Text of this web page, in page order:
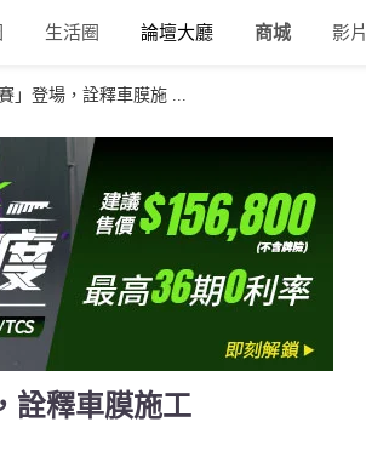
生活圈 論壇大廳 商城 影片
」登場，詮釋車膜施 ...
詮釋車膜施工